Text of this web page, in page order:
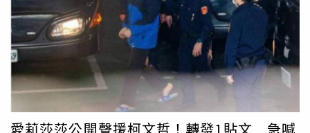
受了藥物、霧化等治療，症狀明顯好轉，目前已出院。對
此，呼吸內科副主任羅虎也解釋「穿過的襪子上主要殘留有
汗液、鹽分、尿素
等，長時間穿鞋形成密閉、潮濕、溫暖的
空間，容易滋生真菌。如果去聞、猛吸附著了真菌的襪子，
真菌就可能通過口腔、鼻腔進入下呼吸道。如果機體免疫功
能低下，就有可能引發真菌性肺炎等疾病。」
愛莉莎莎公開聲援柯文哲！轉發1貼文 急喊